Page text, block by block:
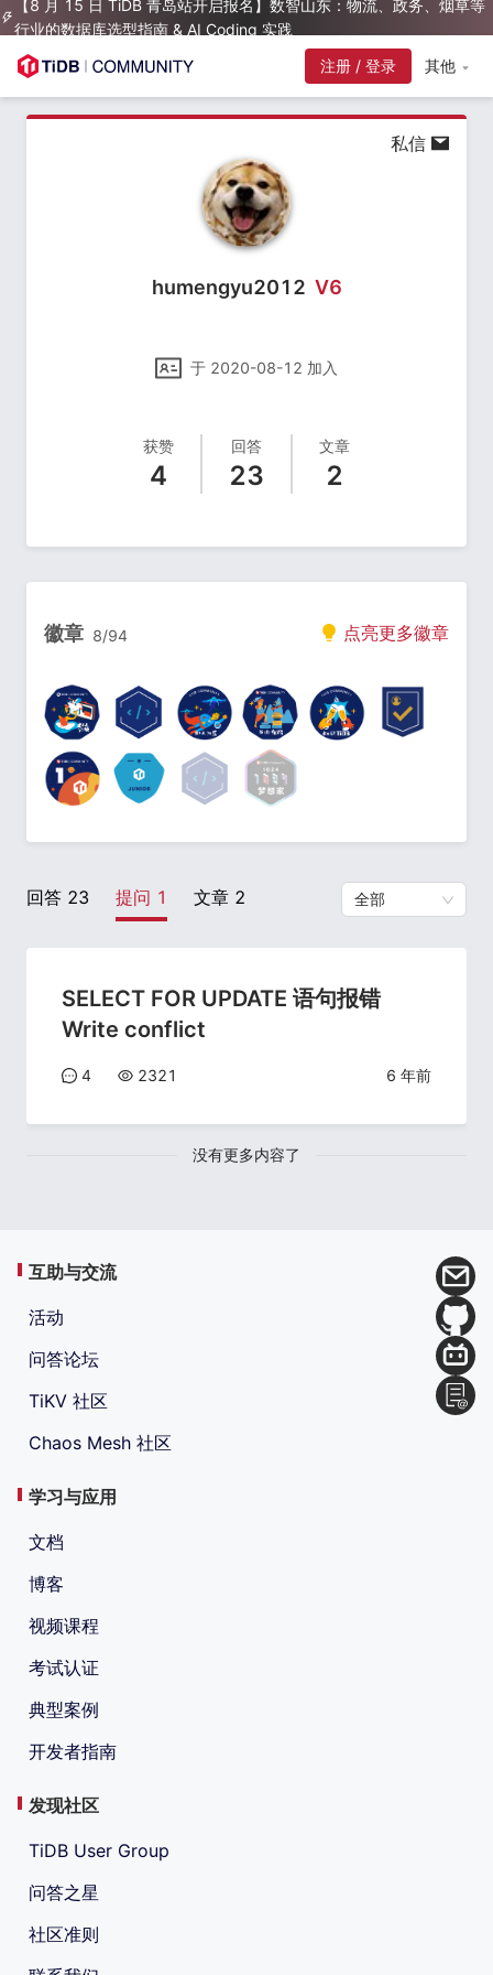
【8 月 15 日 TiDB 青岛站开启报名】数智山东：物流、政务、烟草等
行业的数据库选型指南 & AI Coding 实践
注册 / 登录
其他
私信
humengyu2012 V6
于 2020-08-12 加入
获赞
4
回答
23
文章
2
徽章 8/94 点亮更多徽章
回答 23 提问 1 文章 2 全部
SELECT FOR UPDATE 语句报错
Write conflict
4 2321 6 年前
没有更多内容了
互助与交流
活动
问答论坛
TiKV 社区
Chaos Mesh 社区
学习与应用
文档
博客
视频课程
考试认证
典型案例
开发者指南
发现社区
TiDB User Group
问答之星
社区准则